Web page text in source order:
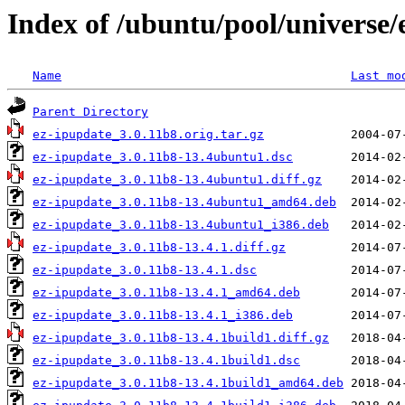
Index of /ubuntu/pool/universe/
Name Last
Parent Directory
ez-ipupdate_3.0.11b8.orig.tar.gz
ez-ipupdate_3.0.11b8-13.4ubuntu1.dsc
ez-ipupdate_3.0.11b8-13.4ubuntu1.diff.gz
ez-ipupdate_3.0.11b8-13.4ubuntu1_amd64.deb
ez-ipupdate_3.0.11b8-13.4ubuntu1_i386.deb
ez-ipupdate_3.0.11b8-13.4.1.diff.gz
ez-ipupdate_3.0.11b8-13.4.1.dsc
ez-ipupdate_3.0.11b8-13.4.1_amd64.deb
ez-ipupdate_3.0.11b8-13.4.1_i386.deb
ez-ipupdate_3.0.11b8-13.4.1build1.diff.gz
ez-ipupdate_3.0.11b8-13.4.1build1.dsc
ez-ipupdate_3.0.11b8-13.4.1build1_amd64.deb